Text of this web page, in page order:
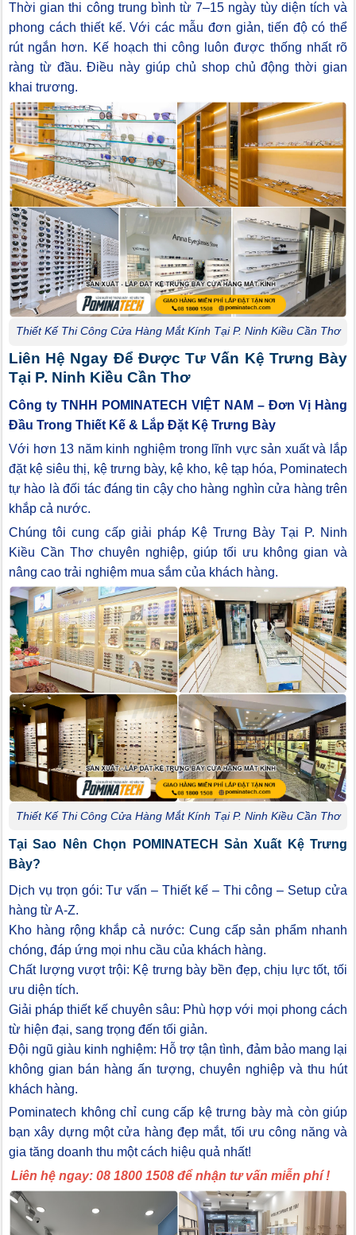
Thời gian thi công trung bình từ 7–15 ngày tùy diện tích và
phong cách thiết kế. Với các mẫu đơn giản, tiến độ có thể
rút ngắn hơn. Kế hoạch thi công luôn được thống nhất rõ
ràng từ đầu. Điều này giúp chủ shop chủ động thời gian
khai trương.
Thiết Kế Thi Công Cửa Hàng Mắt Kính Tại P. Ninh Kiều Cần Thơ
Liên Hệ Ngay Để Được Tư Vấn Kệ Trưng Bày
Tại P. Ninh Kiều Cần Thơ
Công ty TNHH POMINATECH VIỆT NAM – Đơn Vị Hàng
Đầu Trong Thiết Kế & Lắp Đặt Kệ Trưng Bày
Với hơn 13 năm kinh nghiệm trong lĩnh vực sản xuất và lắp
đặt kệ siêu thị, kệ trưng bày, kệ kho, kệ tạp hóa, Pominatech
tự hào là đối tác đáng tin cậy cho hàng nghìn cửa hàng trên
khắp cả nước.
Chúng tôi cung cấp giải pháp Kệ Trưng Bày Tại P. Ninh
Kiều Cần Thơ chuyên nghiệp, giúp tối ưu không gian và
nâng cao trải nghiệm mua sắm của khách hàng.
Thiết Kế Thi Công Cửa Hàng Mắt Kính Tại P. Ninh Kiều Cần Thơ
Tại Sao Nên Chọn POMINATECH Sản Xuất Kệ Trưng
Bày?
Dịch vụ trọn gói: Tư vấn – Thiết kế – Thi công – Setup cửa
hàng từ A-Z.
Kho hàng rộng khắp cả nước: Cung cấp sản phẩm nhanh
chóng, đáp ứng mọi nhu cầu của khách hàng.
Chất lượng vượt trội: Kệ trưng bày bền đẹp, chịu lực tốt, tối
ưu diện tích.
Giải pháp thiết kế chuyên sâu: Phù hợp với mọi phong cách
từ hiện đại, sang trọng đến tối giản.
Đội ngũ giàu kinh nghiệm: Hỗ trợ tận tình, đảm bảo mang lại
không gian bán hàng ấn tượng, chuyên nghiệp và thu hút
khách hàng.
Pominatech không chỉ cung cấp kệ trưng bày mà còn giúp
bạn xây dựng một cửa hàng đẹp mắt, tối ưu công năng và
gia tăng doanh thu một cách hiệu quả nhất!
Liên hệ ngay: 08 1800 1508 để nhận tư vấn miễn phí !